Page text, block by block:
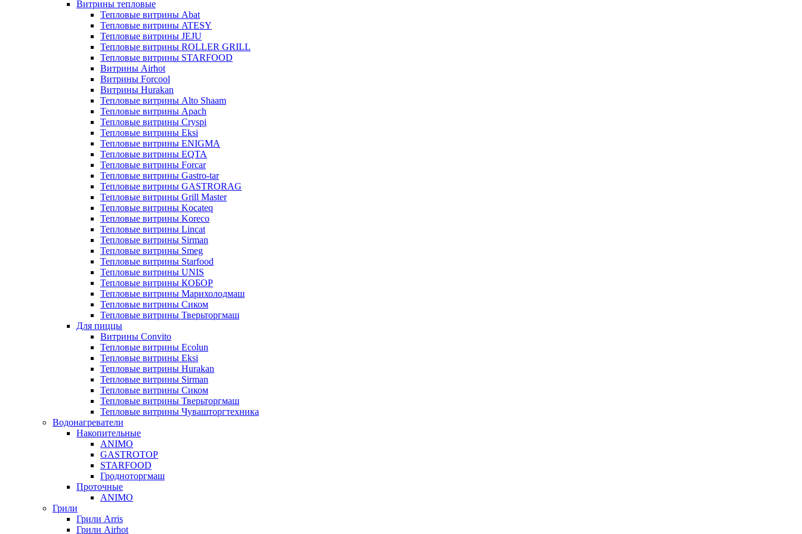
Витрины тепловые
Тепловые витрины Abat
Тепловые витрины ATESY
Тепловые витрины JEJU
Тепловые витрины ROLLER GRILL
Тепловые витрины STARFOOD
Витрины Airhot
Витрины Forcool
Витрины Hurakan
Тепловые витрины Alto Shaam
Тепловые витрины Apach
Тепловые витрины Cryspi
Тепловые витрины Eksi
Тепловые витрины ENIGMA
Тепловые витрины EQTA
Тепловые витрины Forcar
Тепловые витрины Gastro-tar
Тепловые витрины GASTRORAG
Тепловые витрины Grill Master
Тепловые витрины Kocateq
Тепловые витрины Koreco
Тепловые витрины Lincat
Тепловые витрины Sirman
Тепловые витрины Smeg
Тепловые витрины Starfood
Тепловые витрины UNIS
Тепловые витрины КОБОР
Тепловые витрины Марихолодмаш
Тепловые витрины Сиком
Тепловые витрины Тверьторгмаш
Для пиццы
Витрины Convito
Тепловые витрины Ecolun
Тепловые витрины Eksi
Тепловые витрины Hurakan
Тепловые витрины Sirman
Тепловые витрины Сиком
Тепловые витрины Тверьторгмаш
Тепловые витрины Чувашторгтехника
Водонагреватели
Накопительные
ANIMO
GASTROTOP
STARFOOD
Гродноторгмаш
Проточные
ANIMO
Грили
Грили Arris
Грили Airhot